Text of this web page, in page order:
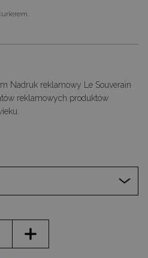
Nadruk reklamowy Le Souverain
reklamowych produktów